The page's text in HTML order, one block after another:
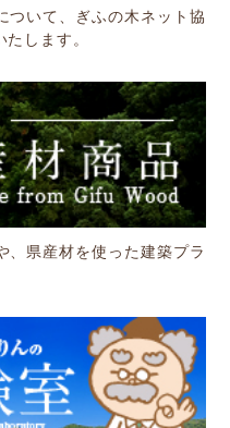
ついて、ぎふの木ネット協
します。
、県産材を使った建築プラ